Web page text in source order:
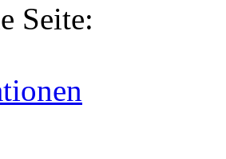
Seite: